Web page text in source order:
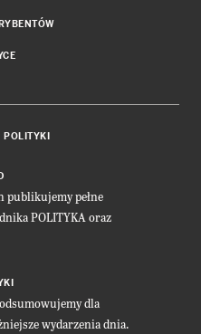
publikujemy pełne
POLITYKA oraz
dla
wydarzenia dnia.